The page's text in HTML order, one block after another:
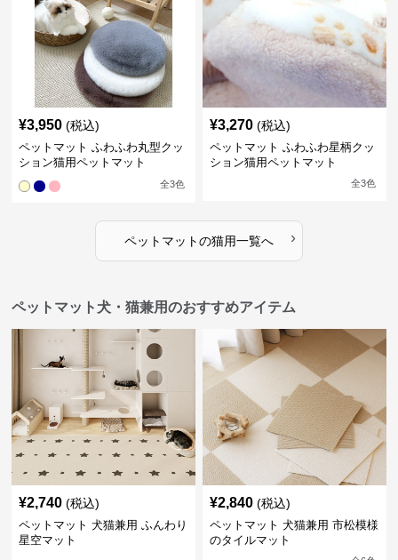
¥3,950 (税込)
ペットマット ふわふわ丸型クッ
ション猫用ペットマット
全3色
¥3,270 (税込)
ペットマット ふわふわ星柄クッ
ション猫用ペットマット
全3色
ペットマットの猫用一覧へ ›
ペットマット犬・猫兼用のおすすめアイテム
¥2,740 (税込)
ペットマット 犬猫兼用 ふんわり
星空マット
¥2,840 (税込)
ペットマット 犬猫兼用 市松模様
のタイルマット